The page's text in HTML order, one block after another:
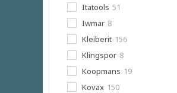
Itatools 51
Iwmar 8
Kleiberit 156
Klingspor 8
Koopmans 19
Kovax 150